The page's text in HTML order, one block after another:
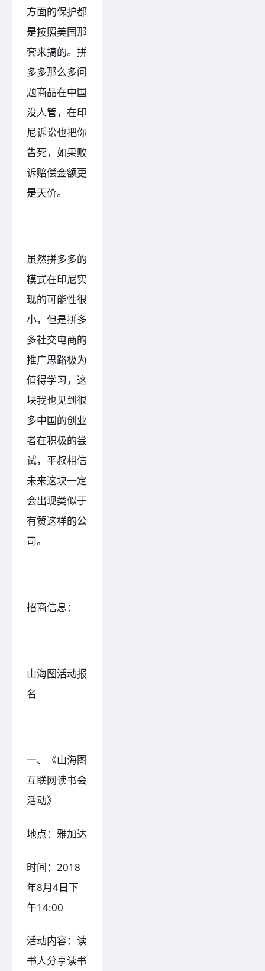
方面的保护都
是按照美国那
套来搞的。拼
多多那么多问
题商品在中国
没人管，在印
尼诉讼也把你
告死，如果败
诉赔偿金额更
是天价。
虽然拼多多的
模式在印尼实
现的可能性很
小，但是拼多
多社交电商的
推广思路极为
值得学习，这
块我也见到很
多中国的创业
者在积极的尝
试，平叔相信
未来这块一定
会出现类似于
有赞这样的公
司。
招商信息：
山海图活动报
名
一、《山海图
互联网读书会
活动》
地点：雅加达
时间：2018
年8月4日下
午14:00
活动内容：读
书人分享读书